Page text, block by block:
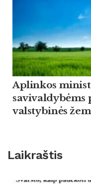
Aplinkos
valstybinės
Laikraštis